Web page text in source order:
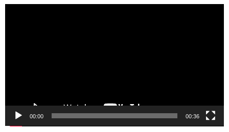
00:00 00:36